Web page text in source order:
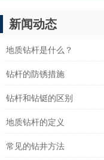
新闻动态
地质钻杆是什么？
钻杆的防锈措施
钻杆和钻铤的区别
地质钻杆的定义
常见的钻井方法